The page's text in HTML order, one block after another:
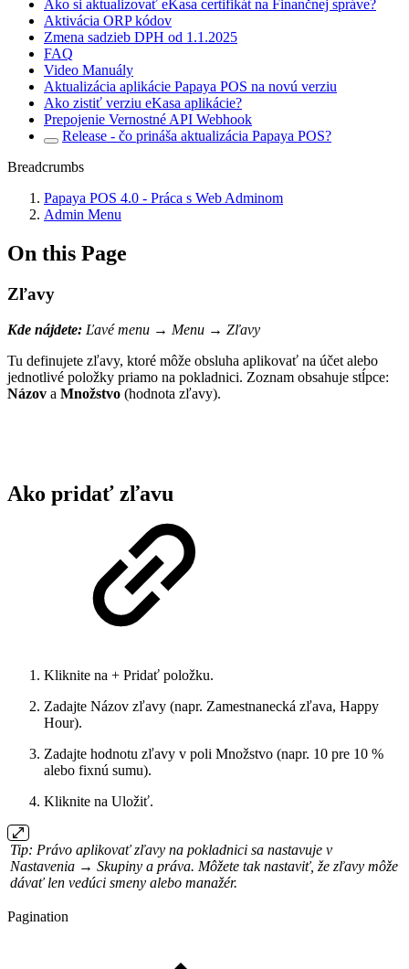
Ako si aktualizovať eKasa certifikát na Finančnej správe?
Aktivácia ORP kódov
Zmena sadzieb DPH od 1.1.2025
FAQ
Video Manuály
Aktualizácia aplikácie Papaya POS na novú verziu
Ako zistiť verziu eKasa aplikácie?
Prepojenie Vernostné API Webhook
Release - čo prináša aktualizácia Papaya POS?
Breadcrumbs
Papaya POS 4.0 - Práca s Web Adminom
Admin Menu
On this Page
Zľavy
Kde nájdete: Ľavé menu → Menu → Zľavy
Tu definujete zľavy, ktoré môže obsluha aplikovať na účet alebo
jednotlivé položky priamo na pokladnici. Zoznam obsahuje stĺpce:
Názov a Množstvo (hodnota zľavy).
Ako pridať zľavu
Kliknite na + Pridať položku.
Zadajte Názov zľavy (napr. Zamestnanecká zľava, Happy
Hour).
Zadajte hodnotu zľavy v poli Množstvo (napr. 10 pre 10 %
alebo fixnú sumu).
Kliknite na Uložiť.
Tip: Právo aplikovať zľavy na pokladnici sa nastavuje v
Nastavenia → Skupiny a práva. Môžete tak nastaviť, že zľavy môže
dávať len vedúci smeny alebo manažér.
Pagination